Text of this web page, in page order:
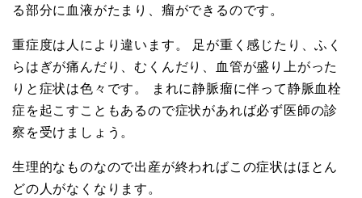
る部分に血液がたまり、瘤ができるのです。
重症度は人により違います。 足が重く感じたり、ふく
らはぎが痛んだり、むくんだり、血管が盛り上がった
りと症状は色々です。 まれに静脈瘤に伴って静脈血栓
症を起こすこともあるので症状があれば必ず医師の診
察を受けましょう。
生理的なものなので出産が終わればこの症状はほとん
どの人がなくなります。